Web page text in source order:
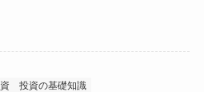
投資の基礎知識